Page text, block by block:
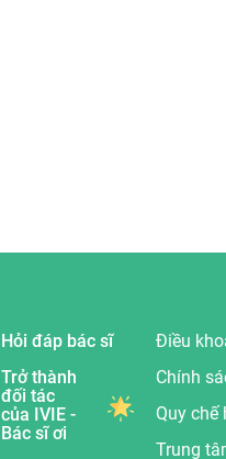
Hỏi đáp bác sĩ
Trở thành
đối tác
của IVIE -
Bác sĩ ơi
Điều
Chính
Quy chế
Trung